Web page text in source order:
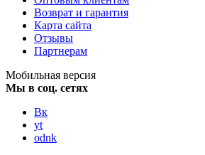
Возврат и гарантия
Карта сайта
Отзывы
Партнерам
Мобильная версия
Мы в соц. сетях
Вк
yt
odnk